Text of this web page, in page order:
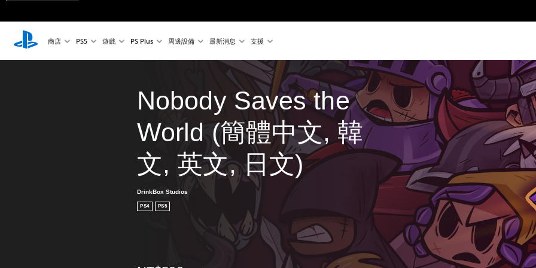
商店 PS5 遊戲 PS Plus 周邊設備 最新消息 支援
Nobody Saves the
World (簡體中文, 韓
文, 英文, 日文)
DrinkBox Studios
PS4 PS5